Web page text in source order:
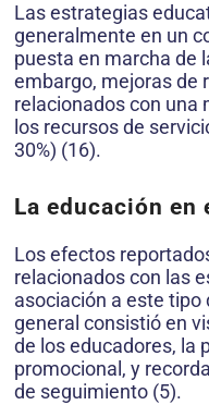
Las estrategias
generalmente en un
puesta en marcha de
embargo, mejoras de
relacionados con una
los recursos de
30%) (16).
La educación
Los efectos
relacionados con las
asociación a este
general consistió en
de los educadores, la
promocional, y
de seguimiento (5).